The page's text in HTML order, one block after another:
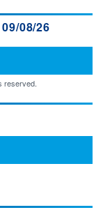
08/26
reserved.